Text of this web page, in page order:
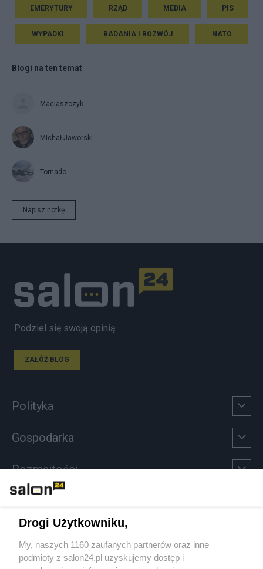
EMERYTURY RZĄD MEDIA PIS
WYPADKI BADANIA I ROZWÓJ NATO
Blogi na ten temat
Maciaszczyk
Michał Jaworski
Tornado
Napisz notkę
Podziel się swoją opinią
ZAŁÓŻ BLOG
Polityka
Gospodarka
Rozmaitości
Sport
Społeczeństwo
Drogi Użytkowniku,
My, naszych 1160 zaufanych partnerów oraz inne
podmioty z salon24.pl uzyskujemy dostęp i